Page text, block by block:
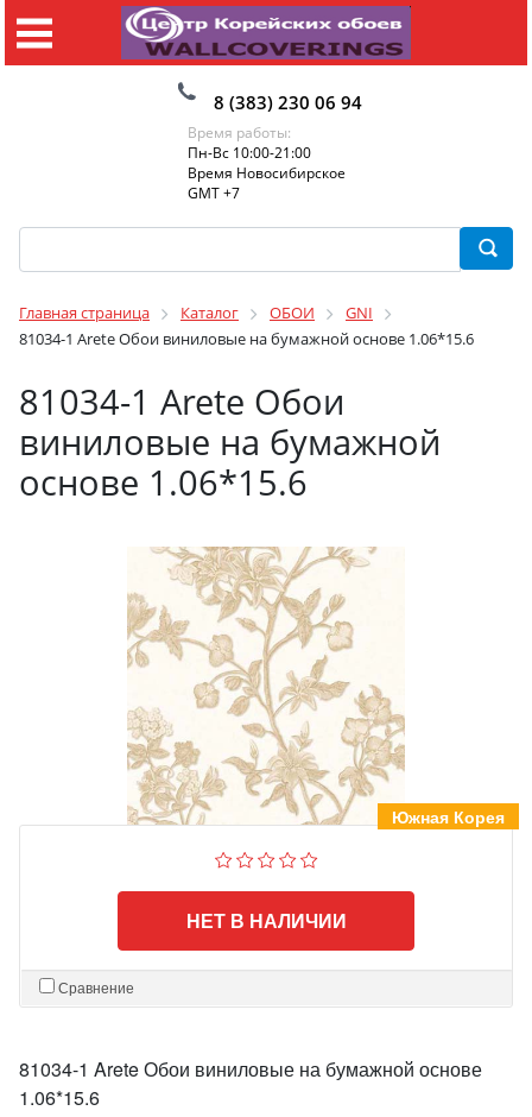
8 (383) 230 06 94
Время работы:
Пн-Вс 10:00-21:00
Время Новосибирское
GMT +7
Главная страница Каталог ОБОИ
GNI
81034-1 Arete Обои виниловые на бумажной основе 1.06*15.6
81034-1 Arete Обои
виниловые на бумажной
основе 1.06*15.6
Южная Корея
НЕТ В НАЛИЧИИ
Сравнение
81034-1 Arete Обои виниловые на бумажной основе
1.06*15.6